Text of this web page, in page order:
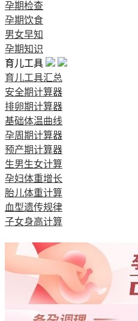
孕期检查
孕期饮食
男女早知
孕期知识
育儿工具
育儿工具汇总
安全期计算器
排卵期计算器
基础体温曲线
孕周期计算器
预产期计算器
生男生女计算
孕妇体重增长
胎儿体重计算
血型遗传规律
子女身高计算